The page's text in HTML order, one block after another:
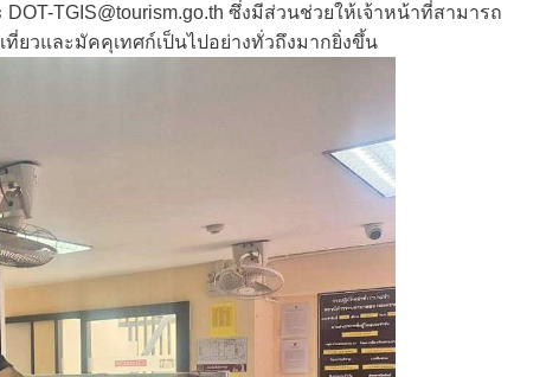
DOT-TGIS@tourism.go.thซึ่งมีส่วนช่วยให้เจ้าหน้าที่สามารถ
ยวและมัคคุเทศก์เป็นไปอย่างทั่วถึงมากยิ่งขึ้น